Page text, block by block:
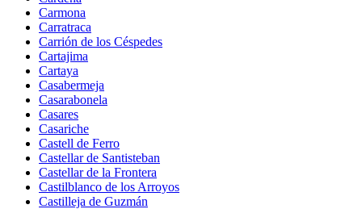
Carmona
Carratraca
Carrión de los Céspedes
Cartajima
Cartaya
Casabermeja
Casarabonela
Casares
Casariche
Castell de Ferro
Castellar de Santisteban
Castellar de la Frontera
Castilblanco de los Arroyos
Castilleja de Guzmán